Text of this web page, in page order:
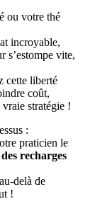
ou votre thé
incroyable,
s’estompe vite,
cette liberté
coût,
vraie stratégie !
:
praticien le
recharges
delà de
!